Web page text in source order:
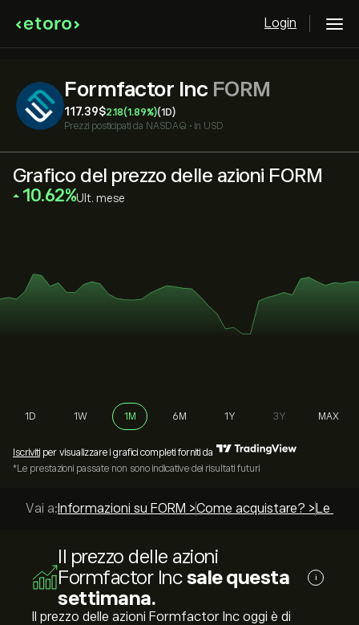
Login
Formfactor Inc FORM
117.39‎$‎2.18(1.89%)(1D)
Prezzi posticipati da NASDAQ • in USD
Grafico del prezzo delle azioni FORM
‎10.62‎ Ult. mese
1D 1W 1M 6M 1Y 3Y MAX
Iscriviti per visualizzare i grafici completi forniti da
*Le prestazioni passate non sono indicative dei risultati futuri
Vai a: Informazioni su FORM >Come acquistare? > Le
Il prezzo delle azioni
Formfactor Incsale questa
settimana.
i
Il prezzo delle azioni Formfactor Inc oggi è di